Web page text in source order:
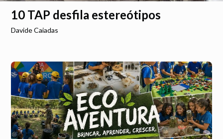
10 TAP desfila estereótipos
Davide Caiadas